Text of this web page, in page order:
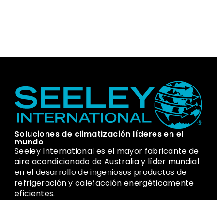
Soluciones de climatización líderes en el
mundo
Seeley International es el mayor fabricante de
aire acondicionado de Australia y líder mundial
en el desarrollo de ingeniosos productos de
refrigeración y calefacción energéticamente
eficientes.